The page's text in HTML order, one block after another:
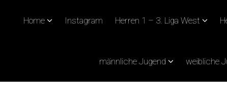
Home Instagram Herren 1 – 3. Liga West
männliche Jugend weibliche